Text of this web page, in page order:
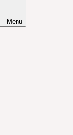
Menu